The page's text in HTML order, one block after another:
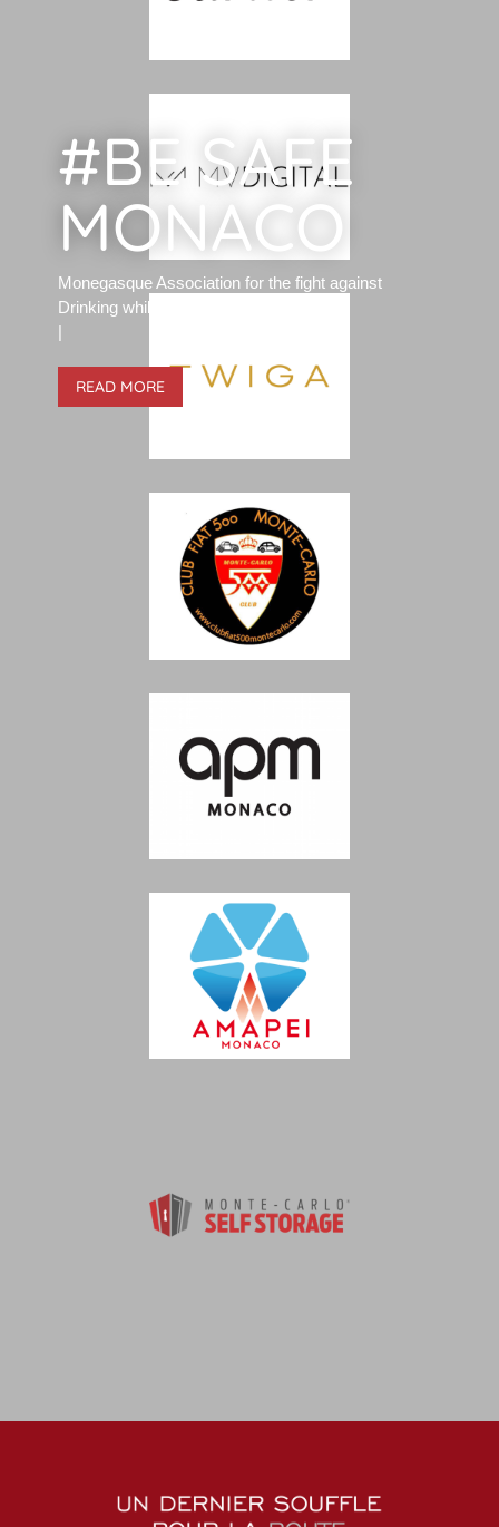
#BE SAFE
MONACO
Monegasque Association for the fight against
Drinking while driving.
|
READ MORE